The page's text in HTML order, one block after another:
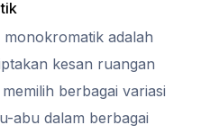
adalah
kesan ruangan
berbagai variasi
abu dalam berbagai